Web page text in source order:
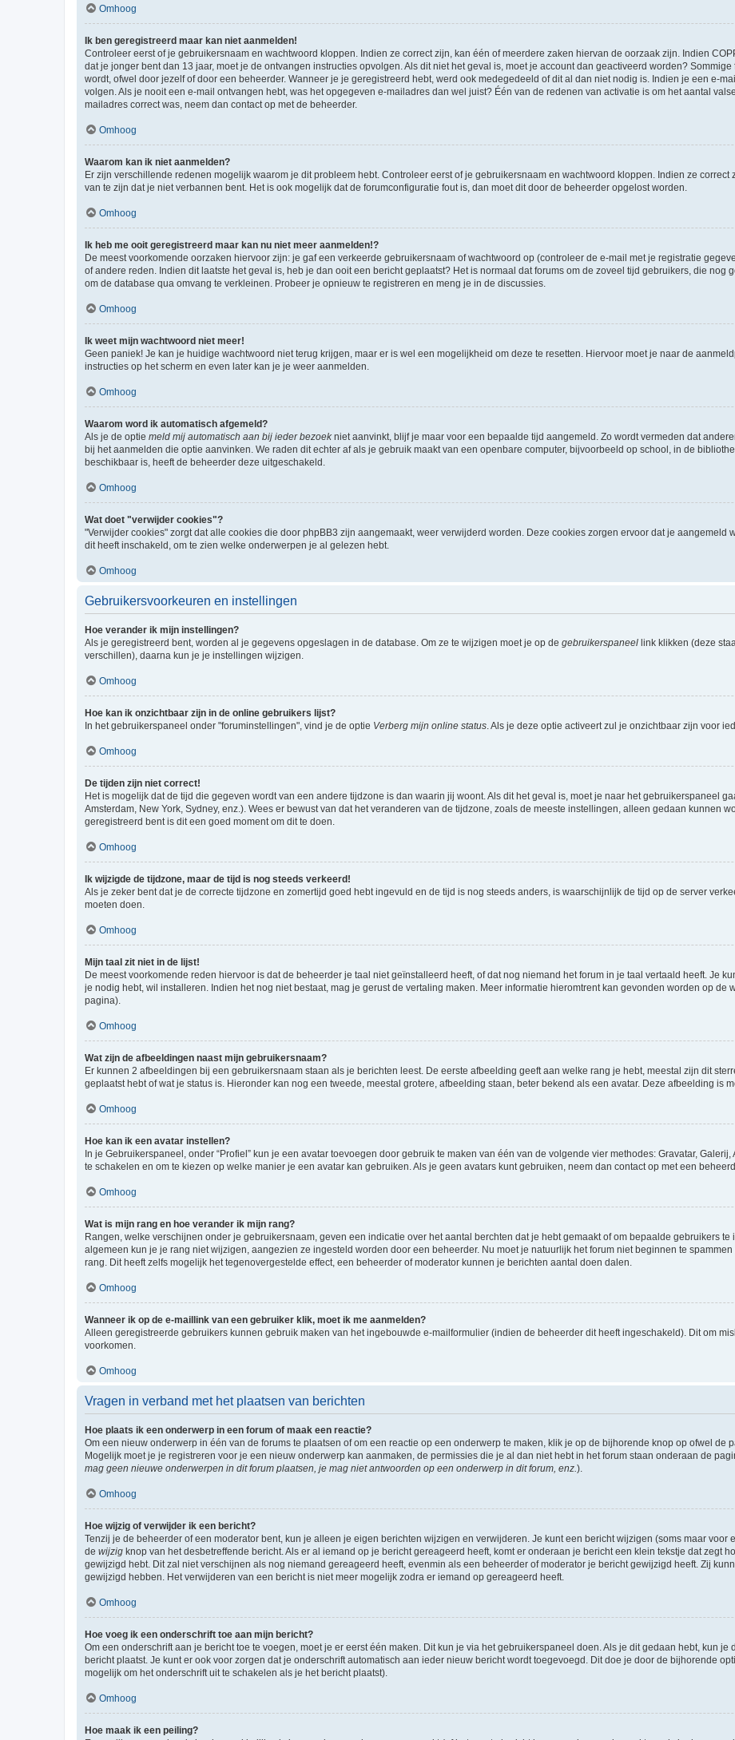
Omhoog
Ik ben geregistreerd maar kan niet aanmelden!
Controleer eerst of je gebruikersnaam en wachtwoord kloppen. Indien ze correct zijn, kan één of meerdere zaken hiervan de oorzaak zijn. Indien
dat je jonger bent dan 13 jaar, moet je de ontvangen instructies opvolgen. Als dit niet het geval is, moet je account dan geactiveerd worden?
wordt, ofwel door jezelf of door een beheerder. Wanneer je je geregistreerd hebt, werd ook medegedeeld of dit al dan niet nodig is. Indien je een e-
volgen. Als je nooit een e-mail ontvangen hebt, was het opgegeven e-mailadres dan wel juist? Één van de redenen van activatie is om het aantal
mailadres correct was, neem dan contact op met de beheerder.
Omhoog
Waarom kan ik niet aanmelden?
Er zijn verschillende redenen mogelijk waarom je dit probleem hebt. Controleer eerst of je gebruikersnaam en wachtwoord kloppen. Indien ze
van te zijn dat je niet verbannen bent. Het is ook mogelijk dat de forumconfiguratie fout is, dan moet dit door de beheerder opgelost worden.
Omhoog
Ik heb me ooit geregistreerd maar kan nu niet meer aanmelden!?
De meest voorkomende oorzaken hiervoor zijn: je gaf een verkeerde gebruikersnaam of wachtwoord op (controleer de e-mail met je registratie
of andere reden. Indien dit laatste het geval is, heb je dan ooit een bericht geplaatst? Het is normaal dat forums om de zoveel tijd gebruikers, die nog
om de database qua omvang te verkleinen. Probeer je opnieuw te registreren en meng je in de discussies.
Omhoog
Ik weet mijn wachtwoord niet meer!
Geen paniek! Je kan je huidige wachtwoord niet terug krijgen, maar er is wel een mogelijkheid om deze te resetten. Hiervoor moet je naar de
instructies op het scherm en even later kan je je weer aanmelden.
Omhoog
Waarom word ik automatisch afgemeld?
Als je de optie meld mij automatisch aan bij ieder bezoekniet aanvinkt, blijf je maar voor een bepaalde tijd aangemeld. Zo wordt vermeden dat
bij het aanmelden die optie aanvinken. We raden dit echter af als je gebruik maakt van een openbare computer, bijvoorbeeld op school, in de
beschikbaar is, heeft de beheerder deze uitgeschakeld.
Omhoog
Wat doet "verwijder cookies"?
"Verwijder cookies" zorgt dat alle cookies die door phpBB3 zijn aangemaakt, weer verwijderd worden. Deze cookies zorgen ervoor dat je
dit heeft inschakeld, om te zien welke onderwerpen je al gelezen hebt.
Omhoog
Gebruikersvoorkeuren en instellingen
Hoe verander ik mijn instellingen?
Als je geregistreerd bent, worden al je gegevens opgeslagen in de database. Om ze te wijzigen moet je op de gebruikerspaneel link klikken (deze
verschillen), daarna kun je je instellingen wijzigen.
Omhoog
Hoe kan ik onzichtbaar zijn in de online gebruikers lijst?
In het gebruikerspaneel onder "foruminstellingen", vind je de optie Verberg mijn online status . Als je deze optie activeert zul je onzichtbaar zijn voor
Omhoog
De tijden zijn niet correct!
Het is mogelijk dat de tijd die gegeven wordt van een andere tijdzone is dan waarin jij woont. Als dit het geval is, moet je naar het gebruikerspaneel
Amsterdam, New York, Sydney, enz.). Wees er bewust van dat het veranderen van de tijdzone, zoals de meeste instellingen, alleen gedaan kunnen
geregistreerd bent is dit een goed moment om dit te doen.
Omhoog
Ik wijzigde de tijdzone, maar de tijd is nog steeds verkeerd!
Als je zeker bent dat je de correcte tijdzone en zomertijd goed hebt ingevuld en de tijd is nog steeds anders, is waarschijnlijk de tijd op de server
moeten doen.
Omhoog
Mijn taal zit niet in de lijst!
De meest voorkomende reden hiervoor is dat de beheerder je taal niet geïnstalleerd heeft, of dat nog niemand het forum in je taal vertaald heeft. Je
je nodig hebt, wil installeren. Indien het nog niet bestaat, mag je gerust de vertaling maken. Meer informatie hieromtrent kan gevonden worden op de
pagina).
Omhoog
Wat zijn de afbeeldingen naast mijn gebruikersnaam?
Er kunnen 2 afbeeldingen bij een gebruikersnaam staan als je berichten leest. De eerste afbeelding geeft aan welke rang je hebt, meestal zijn dit
geplaatst hebt of wat je status is. Hieronder kan nog een tweede, meestal grotere, afbeelding staan, beter bekend als een avatar. Deze afbeelding is
Omhoog
Hoe kan ik een avatar instellen?
In je Gebruikerspaneel, onder “Profiel” kun je een avatar toevoegen door gebruik te maken van één van de volgende vier methodes: Gravatar,
te schakelen en om te kiezen op welke manier je een avatar kan gebruiken. Als je geen avatars kunt gebruiken, neem dan contact op met een
Omhoog
Wat is mijn rang en hoe verander ik mijn rang?
Rangen, welke verschijnen onder je gebruikersnaam, geven een indicatie over het aantal berchten dat je hebt gemaakt of om bepaalde gebruikers
algemeen kun je je rang niet wijzigen, aangezien ze ingesteld worden door een beheerder. Nu moet je natuurlijk het forum niet beginnen te
rang. Dit heeft zelfs mogelijk het tegenovergestelde effect, een beheerder of moderator kunnen je berichten aantal doen dalen.
Omhoog
Wanneer ik op de e-maillink van een gebruiker klik, moet ik me aanmelden?
Alleen geregistreerde gebruikers kunnen gebruik maken van het ingebouwde e-mailformulier (indien de beheerder dit heeft ingeschakeld). Dit om
voorkomen.
Omhoog
Vragen in verband met het plaatsen van berichten
Hoe plaats ik een onderwerp in een forum of maak een reactie?
Om een nieuw onderwerp in één van de forums te plaatsen of om een reactie op een onderwerp te maken, klik je op de bijhorende knop op ofwel de
Mogelijk moet je je registreren voor je een nieuw onderwerp kan aanmaken, de permissies die je al dan niet hebt in het forum staan onderaan de
mag geen nieuwe onderwerpen in dit forum plaatsen, je mag niet antwoorden op een onderwerp in dit forum, enz. ).
Omhoog
Hoe wijzig of verwijder ik een bericht?
Tenzij je de beheerder of een moderator bent, kun je alleen je eigen berichten wijzigen en verwijderen. Je kunt een bericht wijzigen (soms maar voor
de wijzig knop van het desbetreffende bericht. Als er al iemand op je bericht gereageerd heeft, komt er onderaan je bericht een klein tekstje dat zegt
gewijzigd hebt. Dit zal niet verschijnen als nog niemand gereageerd heeft, evenmin als een beheerder of moderator je bericht gewijzigd heeft. Zij
gewijzigd hebben. Het verwijderen van een bericht is niet meer mogelijk zodra er iemand op gereageerd heeft.
Omhoog
Hoe voeg ik een onderschrift toe aan mijn bericht?
Om een onderschrift aan je bericht toe te voegen, moet je er eerst één maken. Dit kun je via het gebruikerspaneel doen. Als je dit gedaan hebt, kun je
bericht plaatst. Je kunt er ook voor zorgen dat je onderschrift automatisch aan ieder nieuw bericht wordt toegevoegd. Dit doe je door de bijhorende
mogelijk om het onderschrift uit te schakelen als je het bericht plaatst).
Omhoog
Hoe maak ik een peiling?